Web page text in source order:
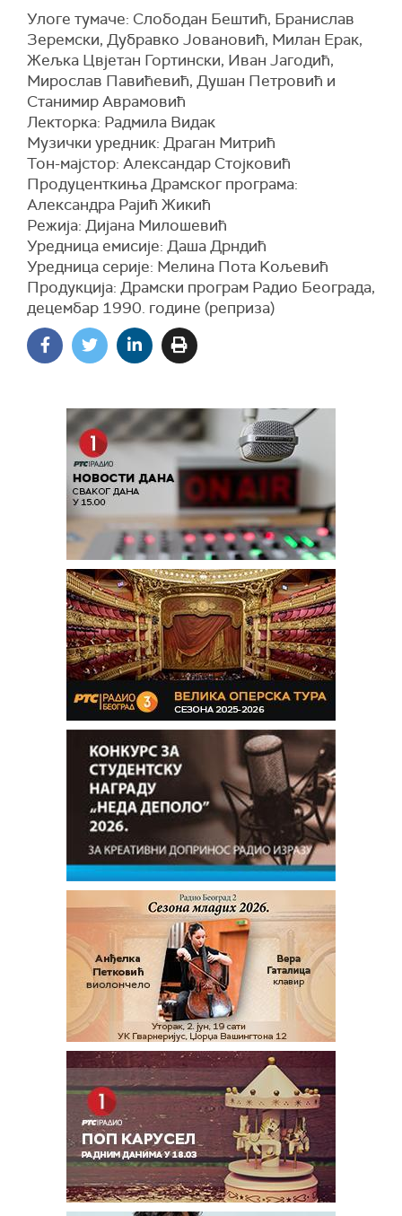
Улоге тумаче: Слободан Бештић, Бранислав
Зеремски, Дубравко Јовановић, Милан Ерак,
Жељка Цвјетан Гортински, Иван Јагодић,
Мирослав Павићевић, Душан Петровић и
Станимир Аврамовић
Лекторка: Радмила Видак
Музички уредник: Драган Митрић
Тон-мајстор: Александар Стојковић
Продуценткиња Драмског програма:
Aлександра Рајић Жикић
Режија: Дијана Милошевић
Уредница емисије: Даша Дрндић
Уредница серије: Мелинa Пота Kољевић
Продукција: Драмски програм Радио Београда,
децембар 1990. године (реприза)